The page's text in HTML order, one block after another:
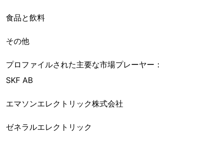
食品と飲料
その他
プロファイルされた主要な市場プレーヤー：
SKF AB
エマソンエレクトリック株式会社
ゼネラルエレクトリック